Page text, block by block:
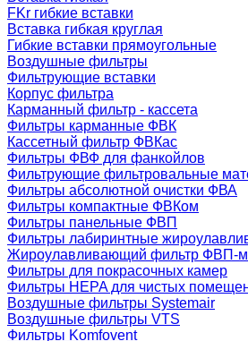
FKr гибкие вставки
Вставка гибкая круглая
Гибкие вставки прямоугольные
Воздушные фильтры
Фильтрующие вставки
Корпус фильтра
Карманный фильтр - кассета
Фильтры карманные ФВК
Кассетный фильтр ФВКас
Фильтры ФВФ для фанкойлов
Фильтрующие фильтровальные
Фильтры абсолютной очистки ФВА
Фильтры компактные ФВКом
Фильтры панельные ФВП
Фильтры лабиринтные
Жироулавливающий фильтр ФВП-
Фильтры для покрасочных камер
Фильтры HEPA для чистых
Воздушные фильтры Systemair
Воздушные фильтры VTS
Фильтры Komfovent